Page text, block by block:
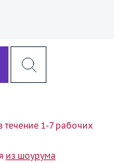
течение 1-7 рабочих
из шоурума